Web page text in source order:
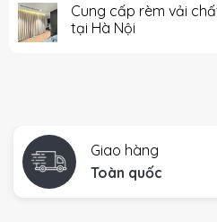
Cung cấp rèm vải
tại Hà Nội
Giao hàng
Toàn quốc